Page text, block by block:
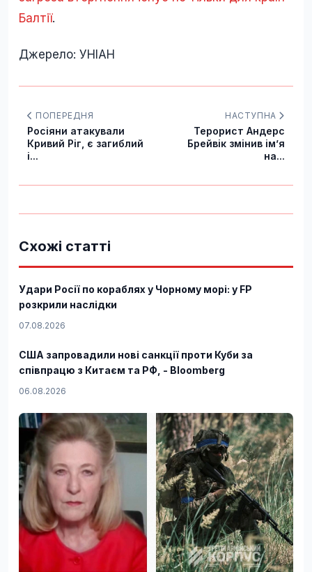
Балтії.
Джерело: УНІАН
ПОПЕРЕДНЯ
Росіяни атакували
Кривий Ріг, є загиблий
і...
НАСТУПНА
Терорист Андерс
Брейвік змінив імʼя
на...
Схожі статті
Удари Росії по кораблях у Чорному морі: у FP
розкрили наслідки
07.08.2026
США запровадили нові санкції проти Куби за
співпрацю з Китаєм та РФ, - Bloomberg
06.08.2026